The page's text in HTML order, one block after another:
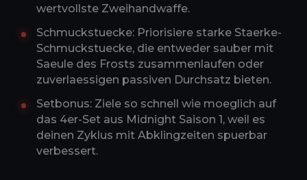
wertvollste Zweihandwaffe.
Schmuckstuecke: Priorisiere starke Staerke-
Schmuckstuecke, die entweder sauber mit
Saeule des Frosts zusammenlaufen oder
zuverlaessigen passiven Durchsatz bieten.
Setbonus: Ziele so schnell wie moeglich auf
das 4er-Set aus Midnight Saison 1, weil es
deinen Zyklus mit Abklingzeiten spuerbar
verbessert.